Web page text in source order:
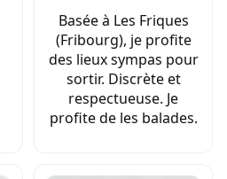
Basée à Les Friques
(Fribourg), je profite
des lieux sympas pour
sortir. Discrète et
respectueuse. Je
profite de les balades.